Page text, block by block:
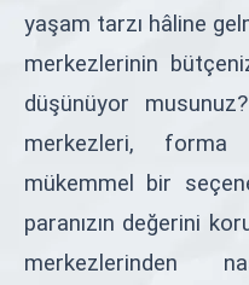
yaşam tarzı hâline
merkezlerinin
düşünüyor
merkezleri,
mükemmel bir
paranızın değerini
merkezlerinden